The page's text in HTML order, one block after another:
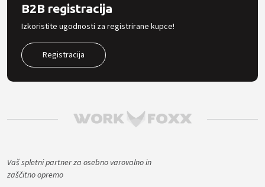
B2B registracija
Izkoristite ugodnosti za registrirane kupce!
Registracija
Vaš spletni partner za osebno varovalno in
zaščitno opremo